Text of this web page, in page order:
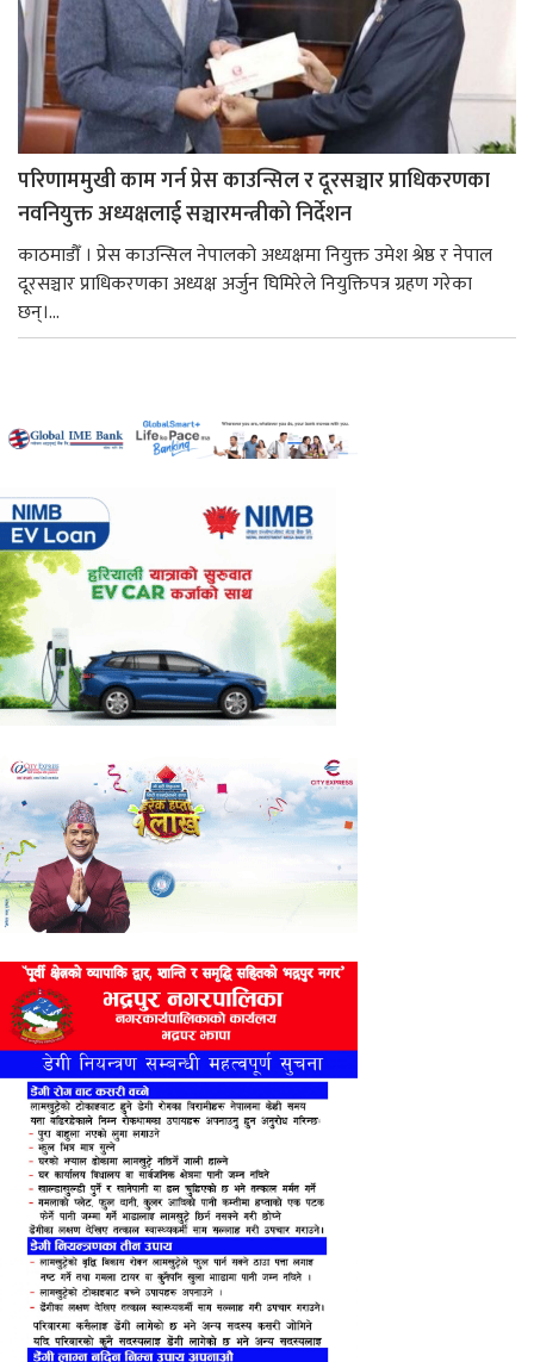
परिणाममुखी काम गर्न प्रेस काउन्सिल र दूरसञ्चार प्राधिकरणका
नवनियुक्त अध्यक्षलाई सञ्चारमन्त्रीको निर्देशन
काठमाडौँ । प्रेस काउन्सिल नेपालको अध्यक्षमा नियुक्त उमेश श्रेष्ठ र नेपाल
दूरसञ्चार प्राधिकरणका अध्यक्ष अर्जुन घिमिरेले नियुक्तिपत्र ग्रहण गरेका
छन्।...